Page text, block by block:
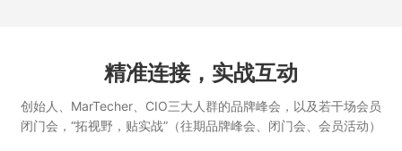
精准连接，实战互动
创始人、MarTecher、CIO三大人群的品牌峰会，以及若干场会员
闭门会，“拓视野，贴实战”（往期品牌峰会、闭门会、会员活动）